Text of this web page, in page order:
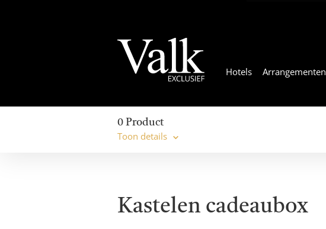
Hotels Arrangementen
0 Product
Toon details
Kastelen cadeaubox